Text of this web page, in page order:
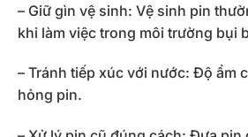
– Giữ gìn vệ sinh: Vệ sinh pin
khi làm việc trong môi trường bụi
– Tránh tiếp xúc với nước: Độ ẩm
hỏng pin.